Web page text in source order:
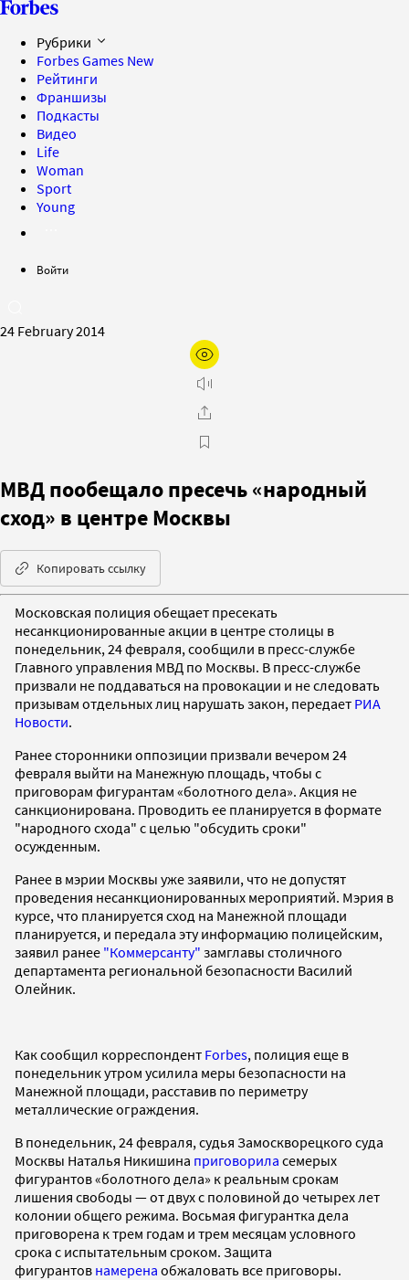
Рубрики
Forbes Games New
Рейтинги
Франшизы
Подкасты
Видео
Life
Woman
Sport
Young
Войти
24 February 2014
МВД пообещало пресечь «народный
сход» в центре Москвы
Копировать ссылку
Московская полиция обещает пресекать
несанкционированные акции в центре столицы в
понедельник, 24 февраля, сообщили в пресс-службе
Главного управления МВД по Москвы. В пресс-службе
призвали не поддаваться на провокации и не следовать
призывам отдельных лиц нарушать закон, передает РИА
Новости.
Ранее сторонники оппозиции призвали вечером 24
февраля выйти на Манежную площадь, чтобы с
приговорам фигурантам «болотного дела». Акция не
санкционирована. Проводить ее планируется в формате
"народного схода" с целью "обсудить сроки"
осужденным.
Ранее в мэрии Москвы уже заявили, что не допустят
проведения несанкционированных мероприятий. Мэрия в
курсе, что планируется сход на Манежной площади
планируется, и передала эту информацию полицейским,
заявил ранее "Коммерсанту" замглавы столичного
департамента региональной безопасности Василий
Олейник.
Как сообщил корреспондент Forbes, полиция еще в
понедельник утром усилила меры безопасности на
Манежной площади, расставив по периметру
металлические ограждения.
В понедельник, 24 февраля, судья Замоскворецкого суда
Москвы Наталья Никишина приговорила семерых
фигурантов «болотного дела» к реальным срокам
лишения свободы — от двух с половиной до четырех лет
колонии общего режима. Восьмая фигурантка дела
приговорена к трем годам и трем месяцам условного
срока с испытательным сроком. Защита
фигурантов намерена обжаловать все приговоры.